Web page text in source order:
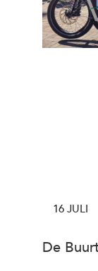
De
16 JULI